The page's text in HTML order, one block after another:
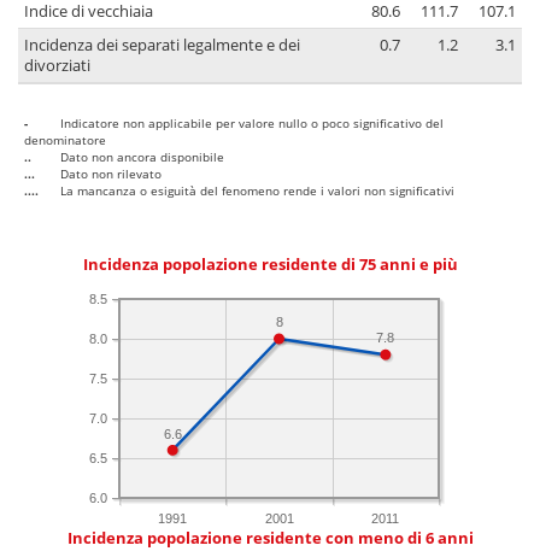
Indice di vecchiaia
80.6 111.7
107.1
Incidenza dei separati legalmente e dei
divorziati
0.7 1.2 3.1
-
Indicatore non applicabile per valore nullo o poco significativo del
denominatore
..
Dato non ancora disponibile
...
Dato non rilevato
....
La mancanza o esiguità del fenomeno rende i valori non significativi
Incidenza popolazione residente di 75 anni e più
1991 2001 2011
6.0
6.5
7.0
7.5
8.0
8.5
7.8
8
6.6
Incidenza popolazione residente con meno di 6 anni